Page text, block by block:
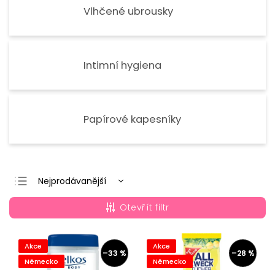
Vlhčené ubrousky
Intimní hygiena
Papírové kapesníky
Nejprodávanější
Nejlevnější
Nejdražší
Abecedně
Otevřít filtr
Akce
Německo
–33 %
Akce
Německo
–28 %